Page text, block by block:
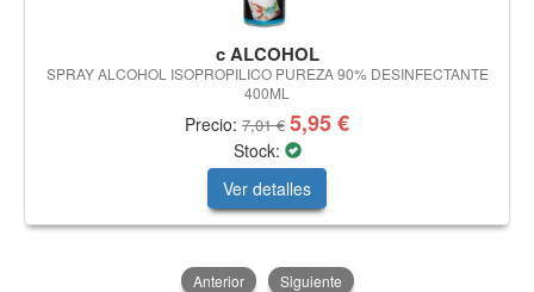
c ALCOHOL
SPRAY ALCOHOL ISOPROPILICO PUREZA 90% DESINFECTANTE
400ML
Precio: 7,01 € 5,95 €
Stock:
Ver detalles
Anterior Siguiente